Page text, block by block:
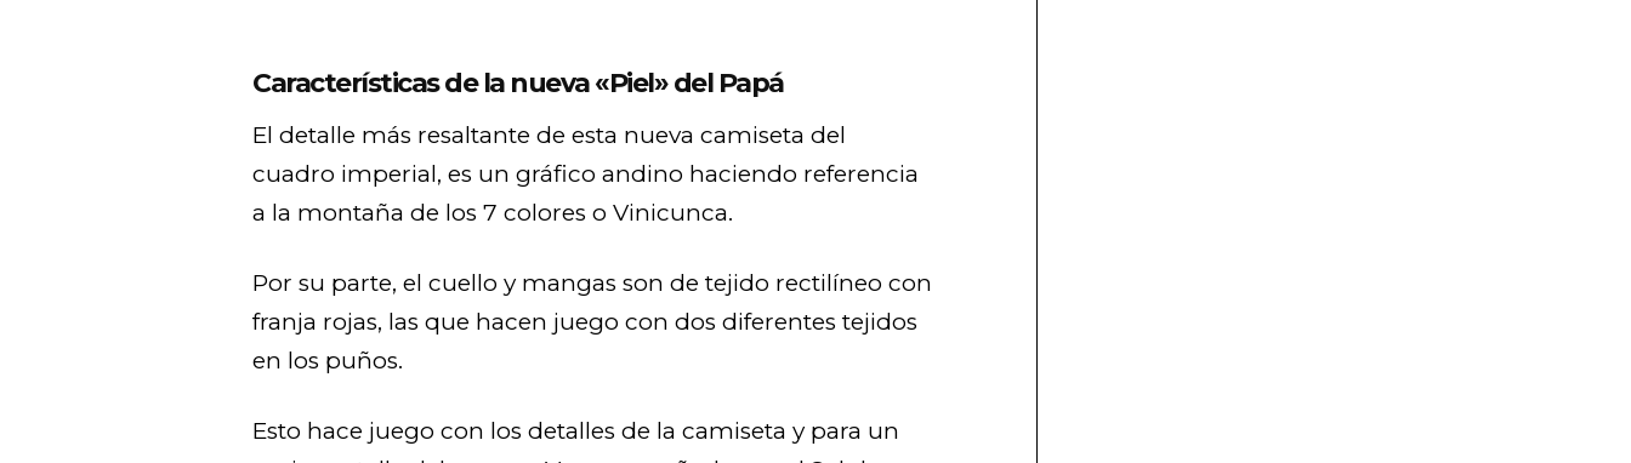
Características de la nueva «Piel» del Papá
El detalle más resaltante de esta nueva camiseta del
cuadro imperial, es un gráfico andino haciendo referencia
a la montaña de los 7 colores o Vinicunca.
Por su parte, el cuello y mangas son de tejido rectilíneo con
franja rojas, las que hacen juego con dos diferentes tejidos
en los puños.
Esto hace juego con los detalles de la camiseta y para un